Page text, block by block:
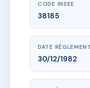
CODE INSEE
38185
DATE RÈGLEMENT
30/12/1982